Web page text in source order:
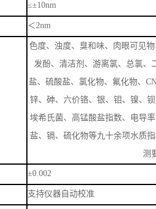
≤±10nm
＜2nm
色度、浊度、臭和味、肉眼可见物
发酚、清洁剂、游离氯、总氯、
盐、硫酸盐、氯化物、氟化物、
锌、砷、六价铬、银、钼、镍、
埃希氏菌、高锰酸盐指数、电导
盐、镉、硫化物等九十余项水质
测
±0.002
支持仪器自动校准